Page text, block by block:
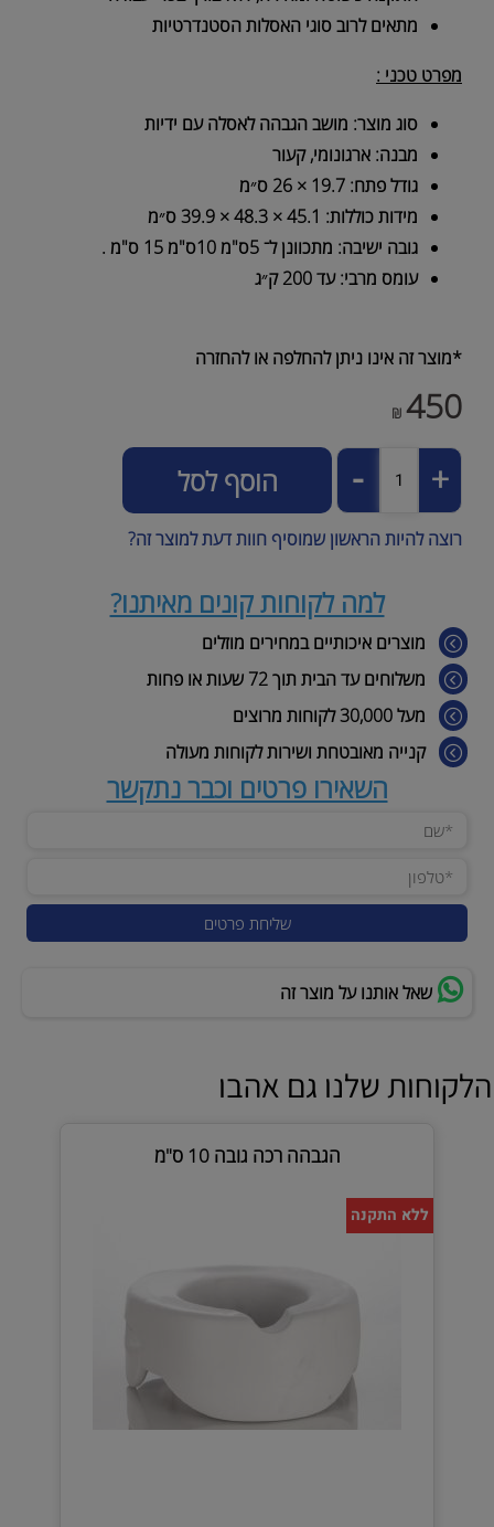
מתאים לרוב סוגי האסלות הסטנדרטיות
מפרט טכני :
סוג מוצר: מושב הגבהה לאסלה עם ידיות
מבנה: ארגונומי, קעור
גודל פתח: 19.7 × 26 ס״מ
מידות כוללות: 45.1 × 48.3 × 39.9 ס״מ
גובה ישיבה: מתכוונן ל־ 5ס"מ 10ס"מ 15 ס"מ .
עומס מרבי: עד 200 ק״ג
*מוצר זה אינו ניתן להחלפה או להחזרה
₪ 450
הוסף לסל
רוצה להיות הראשון שמוסיף חוות דעת למוצר זה?
למה לקוחות קונים מאיתנו?
מוצרים איכותיים במחירים מוזלים
משלוחים עד הבית תוך 72 שעות או פחות
מעל 30,000 לקוחות מרוצים
קנייה מאובטחת ושירות לקוחות מעולה
השאירו פרטים וכבר נתקשר
שאל אותנו על מוצר זה
הלקוחות שלנו גם אהבו
הגבהה רכה גובה 10 ס"מ
ללא התקנה